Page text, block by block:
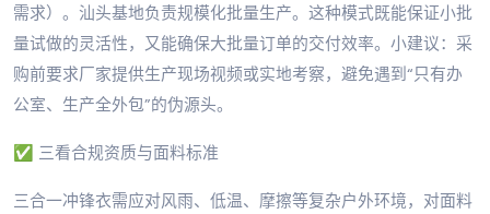
需求）。汕头基地负责规模化批量生产。这种模式既能保证小批
量试做的灵活性，又能确保大批量订单的交付效率。小建议：采
购前要求厂家提供生产现场视频或实地考察，避免遇到“只有办
公室、生产全外包”的伪源头。
✅ 三看合规资质与面料标准
三合一冲锋衣需应对风雨、低温、摩擦等复杂户外环境，对面料